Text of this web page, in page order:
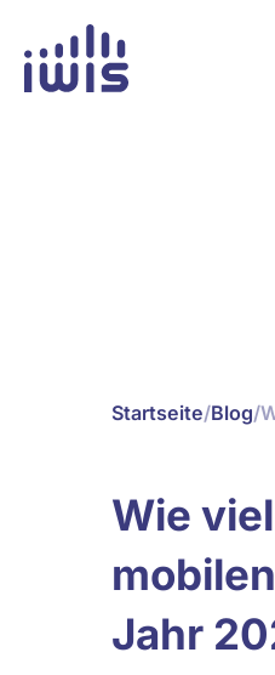
Startseite/Blog/
Wie
Jahr